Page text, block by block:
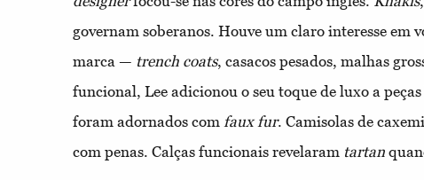
governam soberanos. Houve um claro interesse em
marca — trench coats, casacos pesados, malhas
funcional, Lee adicionou o seu toque de luxo a peças
foram adornados com faux fur. Camisolas de
com penas. Calças funcionais revelaram tartan